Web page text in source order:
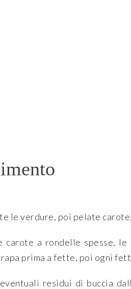
le verdure, poi pelate
carote a rondelle spesse,
prima a fette, poi ogni
residui di buccia